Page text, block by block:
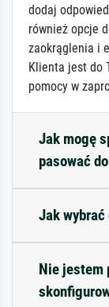
dodaj
również opcje
zaokrąglenia i
Klienta jest do
pomocy w
Jak mogę
pasować
Jak
Nie jestem